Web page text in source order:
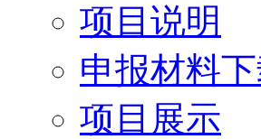
项目说明
申报材料
项目展示